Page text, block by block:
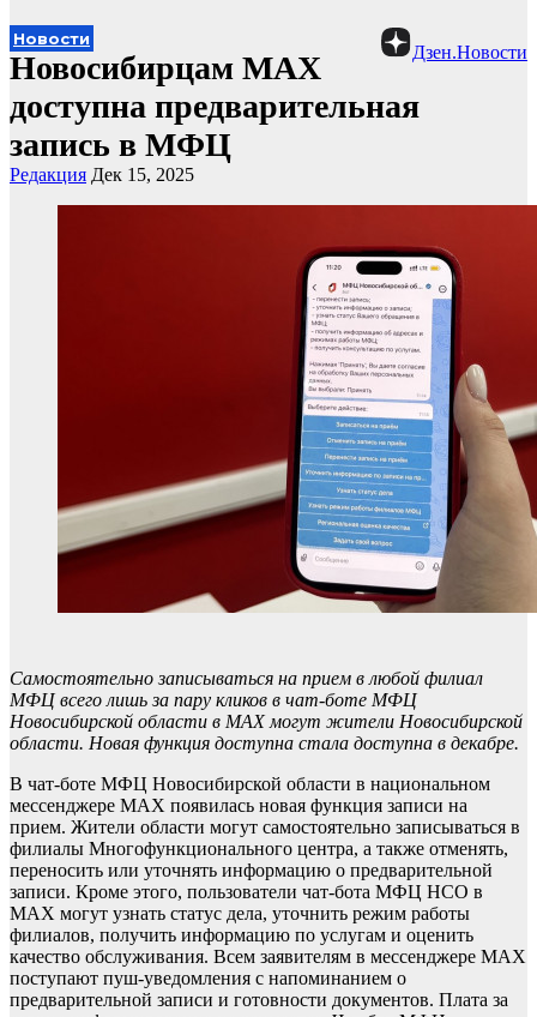
Дзен.Новости
Новости
Новосибирцам МАХ
доступна предварительная
запись в МФЦ
Редакция Дек 15, 2025
Самостоятельно записываться на прием в любой филиал
МФЦ всего лишь за пару кликов в чат-боте МФЦ
Новосибирской области в МАХ могут жители Новосибирской
области. Новая функция доступна стала доступна в декабре.
В чат-боте МФЦ Новосибирской области в национальном
мессенджере MAX появилась новая функция записи на
прием. Жители области могут самостоятельно записываться в
филиалы Многофункционального центра, а также отменять,
переносить или уточнять информацию о предварительной
записи. Кроме этого, пользователи чат-бота МФЦ НСО в
МАХ могут узнать статус дела, уточнить режим работы
филиалов, получить информацию по услугам и оценить
качество обслуживания. Всем заявителям в мессенджере МАХ
поступают пуш-уведомления с напоминанием о
предварительной записи и готовности документов. Плата за